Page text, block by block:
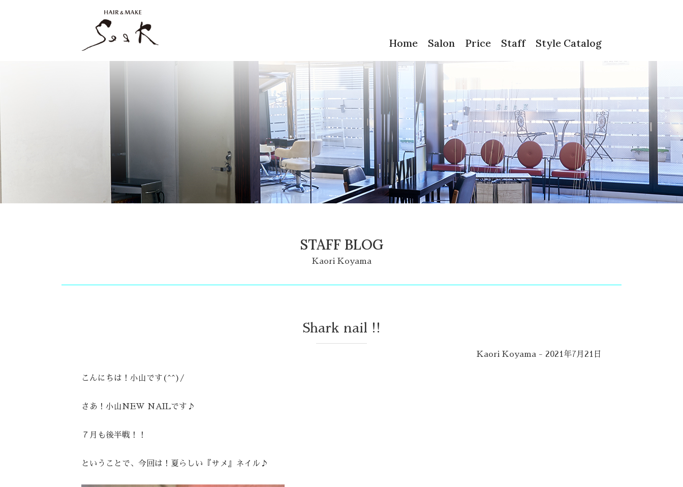
Home Salon Price Staff Style Catalog
STAFF BLOG
Kaori Koyama
Shark nail !!
Kaori Koyama - 2021年7月21日
こんにちは！小山です(^^)/
さあ！小山NEW NAILです♪
７月も後半戦！！
ということで、今回は！夏らしい『サメ』ネイル♪